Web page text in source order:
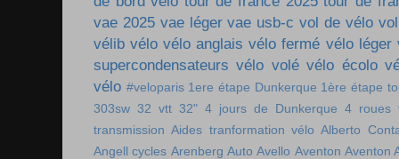
vae 2025 vae léger vae usb-c vol de vélo
vélib vélo vélo anglais vélo fermé vélo léger
supercondensateurs vélo volé vélo écolo
vélo #veloparis 1ere étape Dunkerque 1ère étape
303sw 32 vtt 32" 4 jours de Dunkerque 4 roues
transmission Aides tranformation vélo Alberto
Angell cycles Arenberg Auto Avello Aventon Aventon